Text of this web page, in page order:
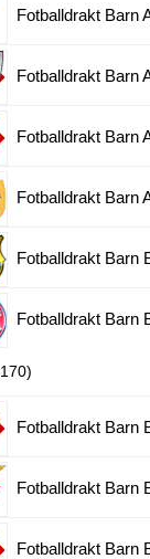
Fotballdrakt Barn
Fotballdrakt Barn
Fotballdrakt Barn
Fotballdrakt Barn
Fotballdrakt Barn
Fotballdrakt Barn
170170
produkter
Fotballdrakt Barn
Fotballdrakt Barn
Fotballdrakt Barn